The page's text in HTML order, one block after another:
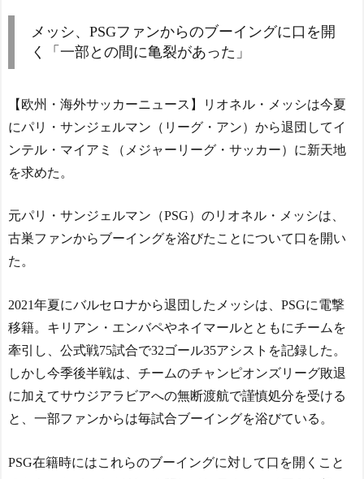
英正にも言及！！
【悲報】へずまりゅう（3
5）ボランティアのため熊本
に行くも体調不良で病院に
【動画】DJI Neo2で釣り
の悲劇（ノ∇`） NEW!
李大統領、中東避難支援
で日本に感謝の書簡＝韓国
だよ」 戦後の日本人の特別
な生き様に各国から称賛の
外国人「2002年W杯は?」
事！W杯予選でレフリーへ
の不適切接待発覚！海外騒
然！【海外の反応】 NEW!
韓国人「韓国サッカー協
会の性接待報道、海外でも
大騒ぎに・・・2002年W杯4
強の記録取り消しの声も」
NEW!
オファーを準備しているこ
とに海外大騒ぎ！（海外の
反応） NEW!
ラブ人すぎる【海外の反
応】
スペイン代表、16年ぶり
W杯優勝！フェラン・トー
連まとめ）
海外「面白い！」英雄の
凱旋試合で韓国人が見せた
中国人「日本を代表する
飲み物は何？」 中国人
「あの乳酸菌飲料！」「188
4年から続くあれ！」
海外「日本人は何者なん
だ…」 日本の帰宅部の女子
高生たちの本気に世界が驚
愕
督はベンチ漬けへ「インド
メッシ、PSGファンからのブーイングに口を開
く「一部との間に亀裂があった」
【欧州・海外サッカーニュース】リオネル・メッシは今夏
にパリ・サンジェルマン（リーグ・アン）から退団してイ
ンテル・マイアミ（メジャーリーグ・サッカー）に新天地
を求めた。
元パリ・サンジェルマン（PSG）のリオネル・メッシは、
古巣ファンからブーイングを浴びたことについて口を開い
た。
2021年夏にバルセロナから退団したメッシは、PSGに電撃
移籍。キリアン・エンバペやネイマールとともにチームを
牽引し、公式戦75試合で32ゴール35アシストを記録した。
しかし今季後半戦は、チームのチャンピオンズリーグ敗退
に加えてサウジアラビアへの無断渡航で謹慎処分を受ける
と、一部ファンからは毎試合ブーイングを浴びている。
PSG在籍時にはこれらのブーイングに対して口を開くこと